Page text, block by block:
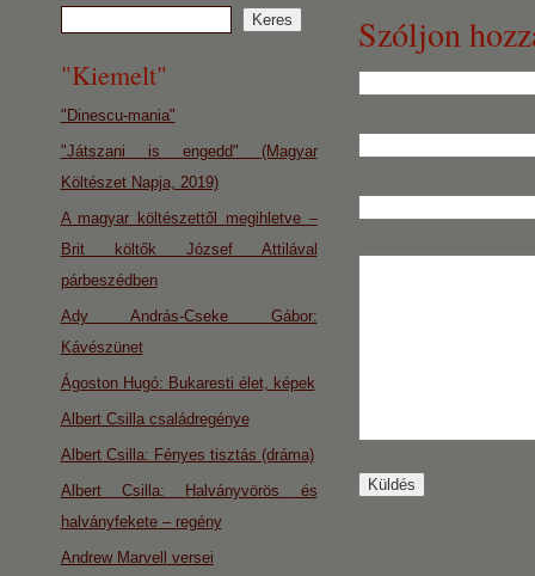
Szóljon
"Kiemelt"
"Dinescu-mania"
"Játszani is engedd" (Magyar
Költészet Napja, 2019)
A magyar költészettől megihletve –
Brit költők József Attilával
párbeszédben
Ady András-Cseke Gábor:
Kávészünet
Ágoston Hugó: Bukaresti élet, képek
Albert Csilla családregénye
Albert Csilla: Fényes tisztás (dráma)
Albert Csilla: Halványvörös és
halványfekete – regény
Andrew Marvell versei